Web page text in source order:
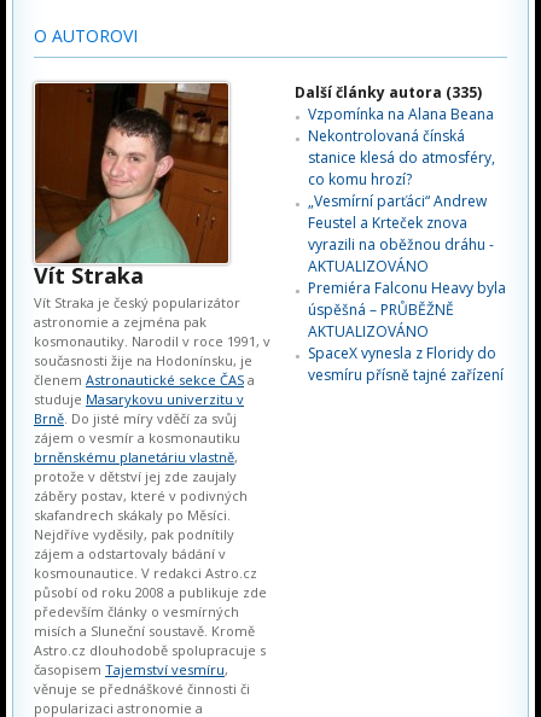
O AUTOROVI
Vít Straka
Vít Straka je český popularizátor
astronomie a zejména pak
kosmonautiky. Narodil v roce 1991, v
současnosti žije na Hodonínsku, je
členem Astronautické sekce ČAS a
studuje Masarykovu univerzitu v
Brně . Do jisté míry vděčí za svůj
zájem o vesmír a kosmonautiku
brněnskému planetáriu vlastně,
protože v dětství jej zde zaujaly
záběry postav, které v podivných
skafandrech skákaly po Měsíci.
Nejdříve vyděsily, pak podnítily
zájem a odstartovaly bádání v
kosmounautice. V redakci Astro.cz
působí od roku 2008 a publikuje zde
především články o vesmírných
misích a Sluneční soustavě. Kromě
Astro.cz dlouhodobě spolupracuje s
časopisem Tajemství vesmíru,
věnuje se přednáškové činnosti či
popularizaci astronomie a
Další články autora (335)
Vzpomínka na Alana Beana
Nekontrolovaná čínská
stanice klesá do atmosféry,
co komu hrozí?
„Vesmírní parťáci“ Andrew
Feustel a Krteček znova
vyrazili na oběžnou dráhu -
AKTUALIZOVÁNO
Premiéra Falconu Heavy byla
úspěšná – PRŮBĚŽNĚ
AKTUALIZOVÁNO
SpaceX vynesla z Floridy do
vesmíru přísně tajné zařízení